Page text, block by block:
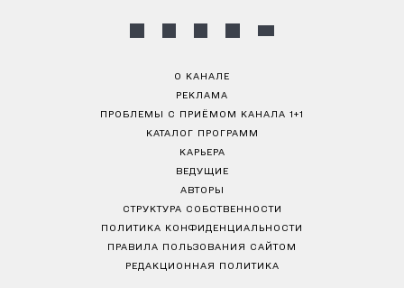
О КАНАЛЕ
РЕКЛАМА
ПРОБЛЕМЫ С ПРИЁМОМ КАНАЛА 1+1
КАТАЛОГ ПРОГРАММ
КАРЬЕРА
ВЕДУЩИЕ
АВТОРЫ
СТРУКТУРА СОБСТВЕННОСТИ
ПОЛИТИКА КОНФИДЕНЦИАЛЬНОСТИ
ПРАВИЛА ПОЛЬЗОВАНИЯ САЙТОМ
РЕДАКЦИОННАЯ ПОЛИТИКА